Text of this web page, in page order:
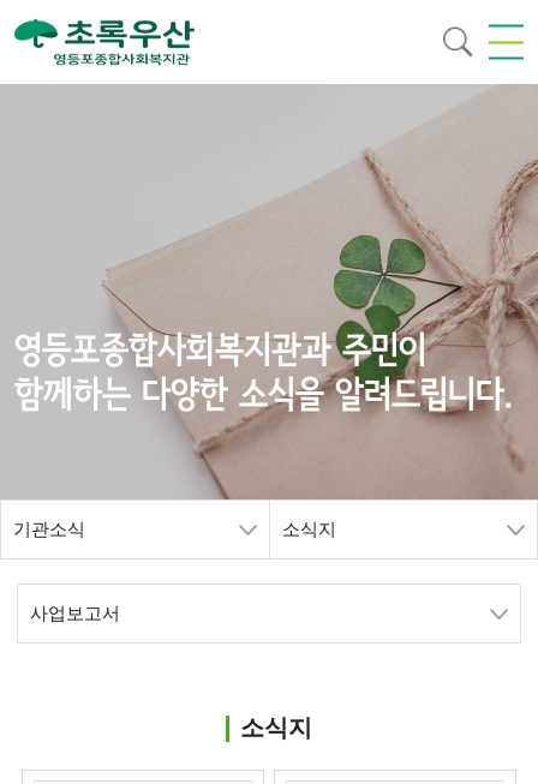
영등포종합사회복지관과 주민이
함께하는 다양한 소식을 알려드립니다.
기관소식 소식지
사업보고서
소식지